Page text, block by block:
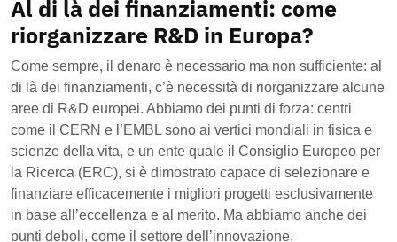
Al di là dei finanziamenti: come
riorganizzare R&D in Europa?
Come sempre, il denaro è necessario ma non sufficiente: al
di là dei finanziamenti, c’è necessità di riorganizzare alcune
aree di R&D europei. Abbiamo dei punti di forza: centri
come il CERN e l’EMBL sono ai vertici mondiali in fisica e
scienze della vita, e un ente quale il Consiglio Europeo per
la Ricerca (ERC), si è dimostrato capace di selezionare e
finanziare efficacemente i migliori progetti esclusivamente
in base all’eccellenza e al merito. Ma abbiamo anche dei
punti deboli, come il settore dell’innovazione.